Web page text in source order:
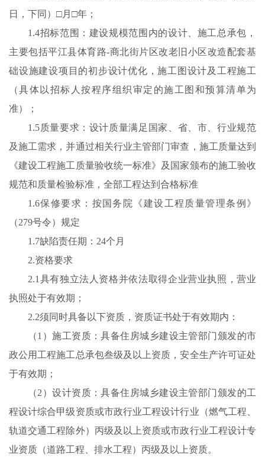
日，下同）□月□年；
1.4招标范围：建设规模范围内的设计、施工总承包，
主要包括平江县体育路-商北街片区改老旧小区改造配套基
础设施建设项目的初步设计优化，施工图设计及工程施工
（具体以招标人按程序组织审定的施工图和预算清单为
准）；
1.5质量要求：设计质量满足国家、省、市、行业规范
及施工需求，并通过相关行业主管部门审查，施工质量达到
《建设工程施工质量验收统一标准》及国家颁布的施工验收
规范和质量检验标准，全部工程达到合格标准
1.6保修要求：按国务院《建设工程质量管理条例》
（279号令）规定
1.7缺陷责任期：24个月
2.资格要求
2.1具有独立法人资格并依法取得企业营业执照，营业
执照处于有效期；
2.2须同时具备以下资质，资质证书处于有效期内：
（1）施工资质：具备住房城乡建设主管部门颁发的市
政公用工程施工总承包叁级及以上资质，安全生产许可证处
于有效期；
（2）设计资质：具备住房城乡建设主管部门颁发的工
程设计综合甲级资质或市政行业工程设计行业（燃气工程、
轨道交通工程除外）丙级及以上资质或市政行业工程设计专
业资质（道路工程、排水工程）丙级及以上资质。